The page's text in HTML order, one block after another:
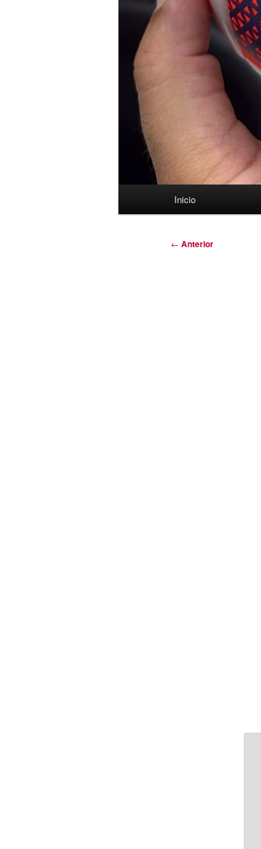
Inicio
Navegación
← Anterior